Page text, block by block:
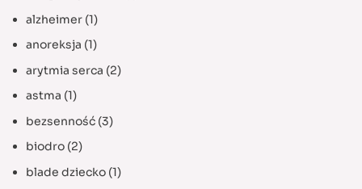
alzheimer(1)
anoreksja (1)
arytmia serca (2)
astma (1)
bezsenność(3)
biodro(2)
blade dziecko(1)